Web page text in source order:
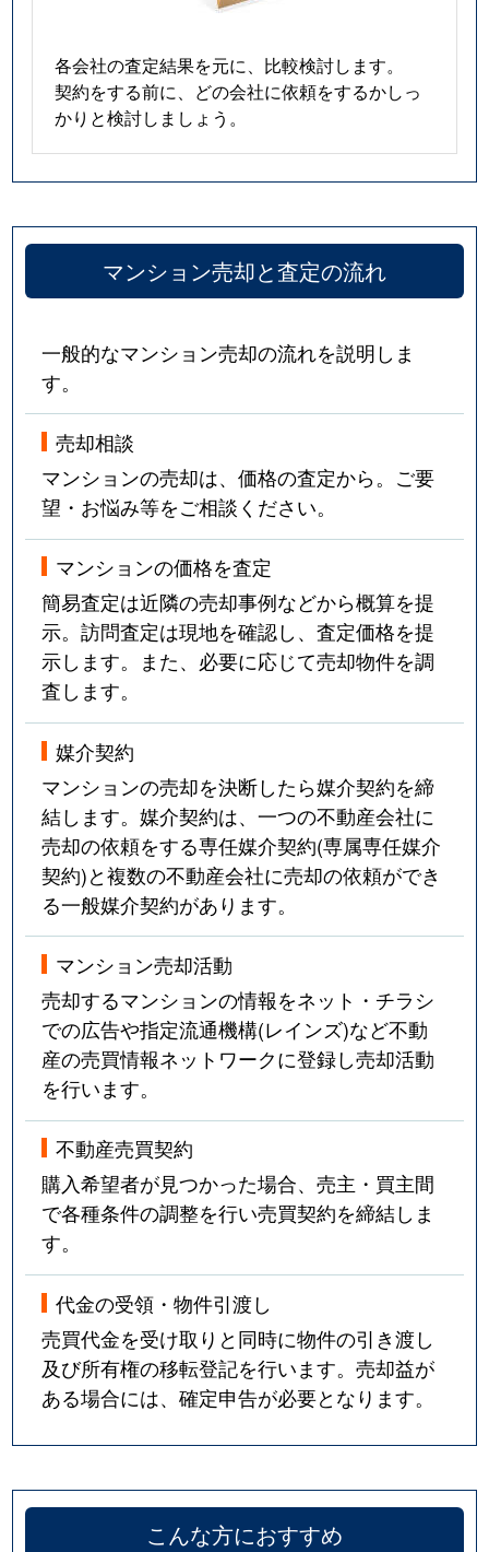
各会社の査定結果を元に、比較検討します。
契約をする前に、どの会社に依頼をするかしっ
かりと検討しましょう。
マンション売却と査定の流れ
一般的なマンション売却の流れを説明しま
す。
売却相談
マンションの売却は、価格の査定から。ご要
望・お悩み等をご相談ください。
マンションの価格を査定
簡易査定は近隣の売却事例などから概算を提
示。訪問査定は現地を確認し、査定価格を提
示します。また、必要に応じて売却物件を調
査します。
媒介契約
マンションの売却を決断したら媒介契約を締
結します。媒介契約は、一つの不動産会社に
売却の依頼をする専任媒介契約(専属専任媒介
契約)と複数の不動産会社に売却の依頼ができ
る一般媒介契約があります。
マンション売却活動
売却するマンションの情報をネット・チラシ
での広告や指定流通機構(レインズ)など不動
産の売買情報ネットワークに登録し売却活動
を行います。
不動産売買契約
購入希望者が見つかった場合、売主・買主間
で各種条件の調整を行い売買契約を締結しま
す。
代金の受領・物件引渡し
売買代金を受け取りと同時に物件の引き渡し
及び所有権の移転登記を行います。売却益が
ある場合には、確定申告が必要となります。
こんな方におすすめ